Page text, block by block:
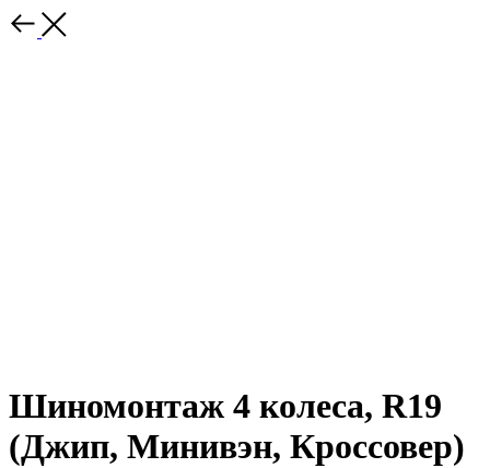
Шиномонтаж 4 колеса, R19
(Джип, Минивэн, Кроссовер)